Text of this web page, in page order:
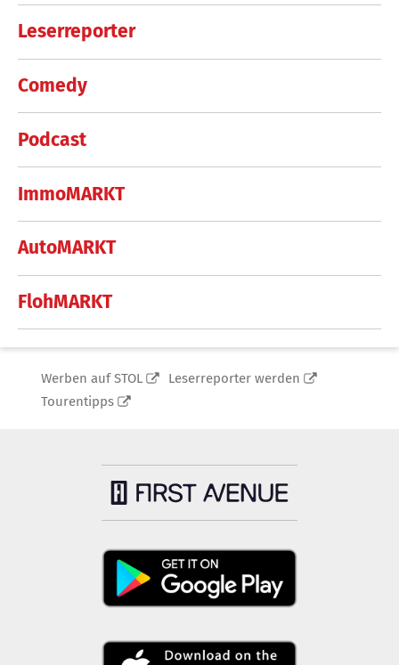
Leserreporter
Comedy
Podcast
ImmoMARKT
AutoMARKT
FlohMARKT
Werben auf STOL
Leserreporter werden
Tourentipps